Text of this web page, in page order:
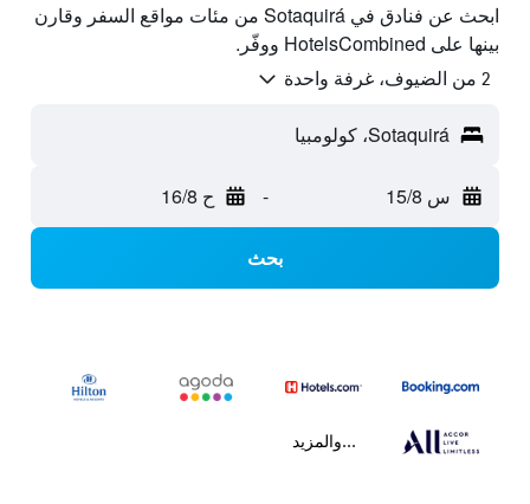
ابحث عن فنادق في Sotaquirá من مئات مواقع السفر وقارن
بينها على HotelsCombined ووفّر.
2 من الضيوف، غرفة واحدة
Sotaquirá، كولومبيا
س 15/8 - ح 16/8
بحث
...والمزيد